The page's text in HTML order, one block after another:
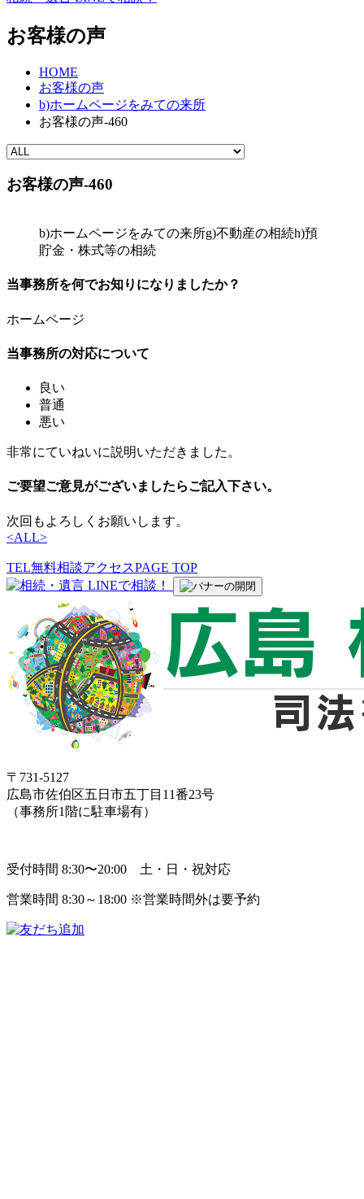
お客様の声
HOME
お客様の声
b)ホームページをみての来所
お客様の声-460
お客様の声-460
b)ホームページをみての来所g)不動産の相続h)預
貯金・株式等の相続
当事務所を何でお知りになりましたか？
ホームページ
当事務所の対応について
良い
普通
悪い
非常にていねいに説明いただきました。
ご要望ご意見がございましたらご記入下さい。
次回もよろしくお願いします。
<ALL>
TEL無料相談アクセスPAGE TOP
〒731-5127
広島市佐伯区五日市五丁目11番23号
（事務所1階に駐車場有）
受付時間 8:30〜20:00 土・日・祝対応
営業時間 8:30～18:00 ※営業時間外は要予約